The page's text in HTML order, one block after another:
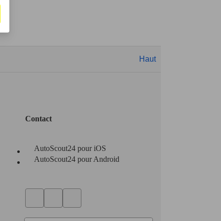
Haut
Contact
AutoScout24 pour iOS
AutoScout24 pour Android